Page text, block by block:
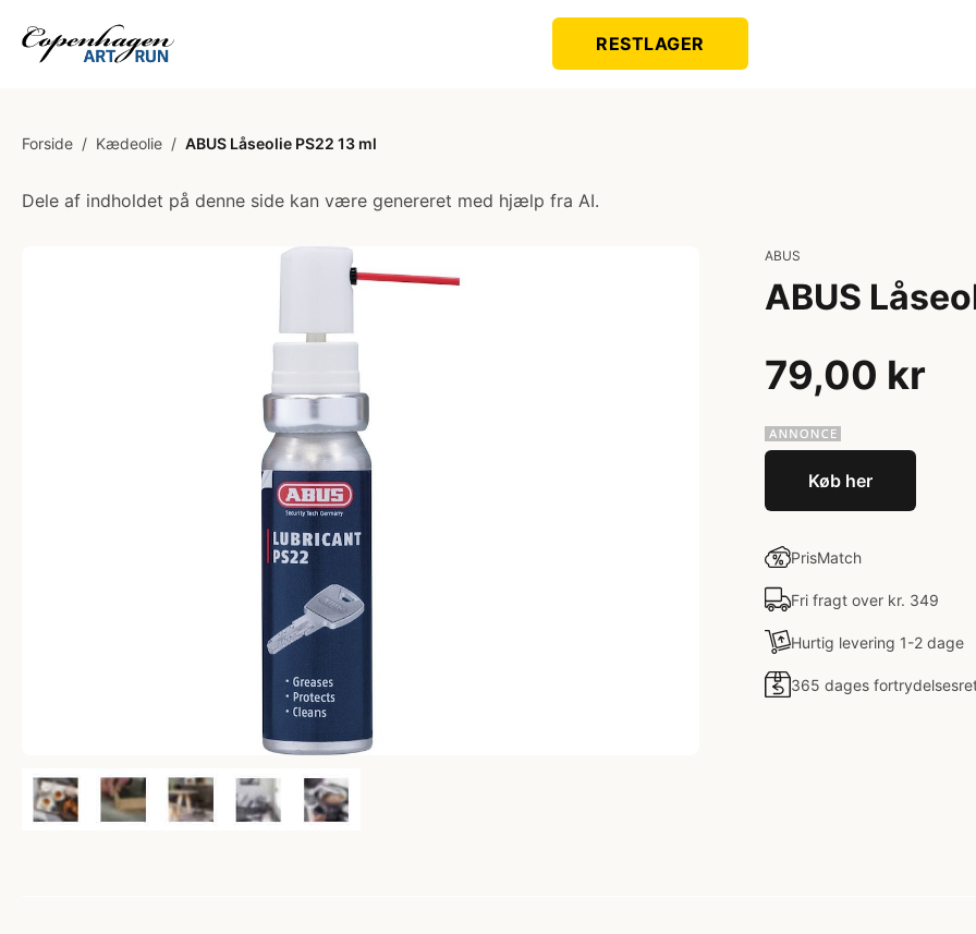
RESTLAGER
Forside / Kædeolie / ABUS Låseolie PS22 13 ml
Dele af indholdet på denne side kan være genereret med hjælp fra AI.
ABUS
ABUS
79,00 kr
Køb her
PrisMatch
Fri fragt over kr. 349
Hurtig levering 1-2 dage
365 dages